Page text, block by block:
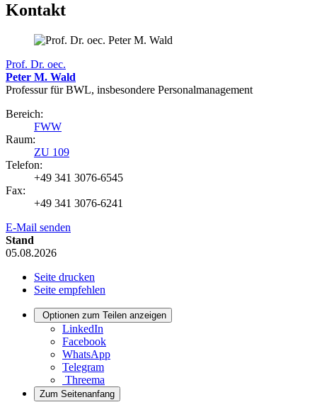
Kontakt
Prof. Dr. oec.
Peter M. Wald
Professur für BWL, insbesondere Personalmanagement
Bereich:
FWW
Raum:
ZU 109
Telefon:
+49 341 3076-6545
Fax:
+49 341 3076-6241
E-Mail senden
Stand
05.08.2026
Seite drucken
Seite empfehlen
Optionen zum Teilen anzeigen
LinkedIn
Facebook
WhatsApp
Telegram
Threema
Zum Seitenanfang